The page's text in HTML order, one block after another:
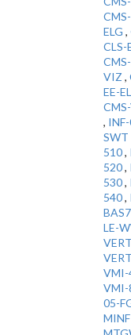
ELG ,
CLS-
VIZ ,
EE-
,
SWT
510,
520,
530,
540,
BAS7
LE-
VMI-
VMI-
05-